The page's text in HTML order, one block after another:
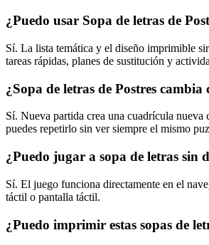
¿Puedo usar Sopa de letras de
Sí. La lista temática y el diseño imprimible
tareas rápidas, planes de sustitución y
¿Sopa de letras de Postres cambia
Sí. Nueva partida crea una cuadrícula nueva
puedes repetirlo sin ver siempre el mismo
¿Puedo jugar a sopa de letras sin
Sí. El juego funciona directamente en el
táctil o pantalla táctil.
¿Puedo imprimir estas sopas de